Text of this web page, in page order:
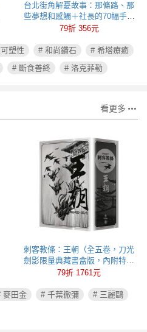
台北街角解憂故事：那條路、那
些夢想和感觸＋社長的70幅手繪
插圖
79折 356元
塑性 # 和尚鑽石
# 希塔療癒
# 斷食善終 # 洛克菲勒
看更多
刺客教條：王朝（全五卷，刀光
劍影限量典藏書盒版，內附特製
刺客水墨古風海報）
79折 1761元
麥田金 # 千葉徹彌
# 三麗鷗